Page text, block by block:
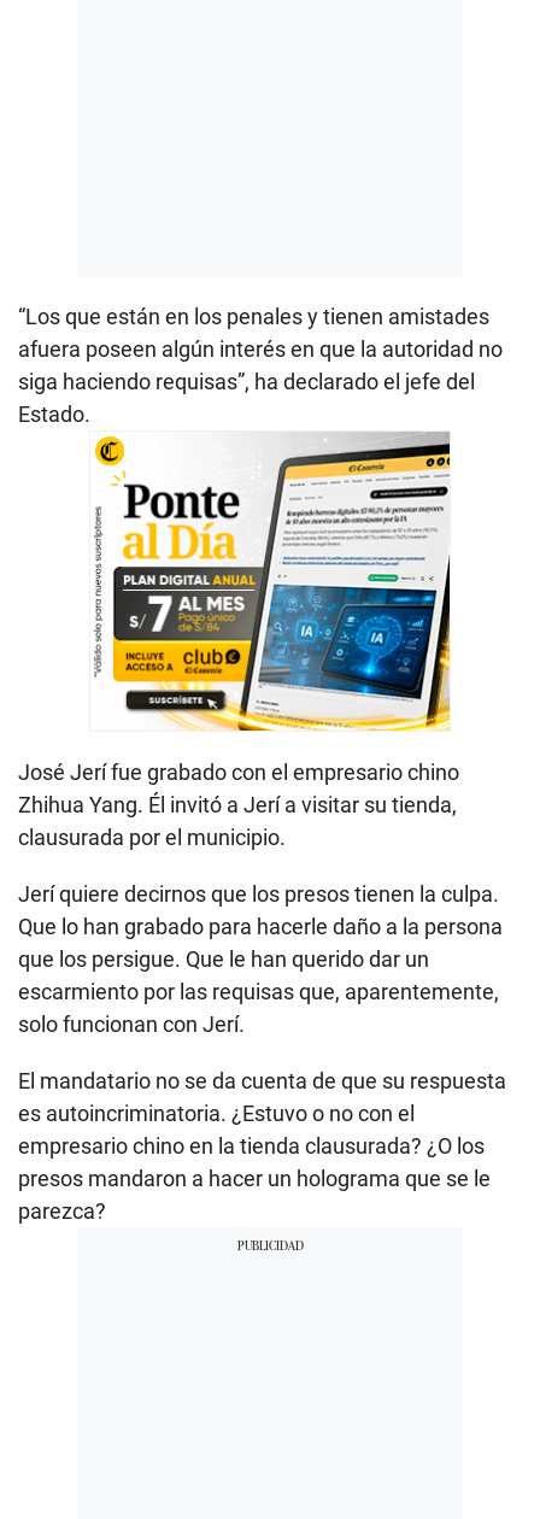
“Los que están en los penales y tienen amistades
afuera poseen algún interés en que la autoridad no
siga haciendo requisas”, ha declarado el jefe del
Estado.
José Jerí fue grabado con el empresario chino
Zhihua Yang. Él invitó a Jerí a visitar su tienda,
clausurada por el municipio.
Jerí quiere decirnos que los presos tienen la culpa.
Que lo han grabado para hacerle daño a la persona
que los persigue. Que le han querido dar un
escarmiento por las requisas que, aparentemente,
solo funcionan con Jerí.
El mandatario no se da cuenta de que su respuesta
es autoincriminatoria. ¿Estuvo o no con el
empresario chino en la tienda clausurada? ¿O los
presos mandaron a hacer un holograma que se le
parezca?